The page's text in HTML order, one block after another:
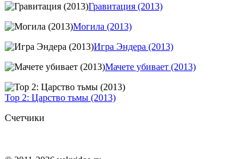
Гравитация (2013)
Могила (2013)
Игра Эндера (2013)
Мачете убивает (2013)
Тор 2: Царство тьмы (2013)
Счетчики